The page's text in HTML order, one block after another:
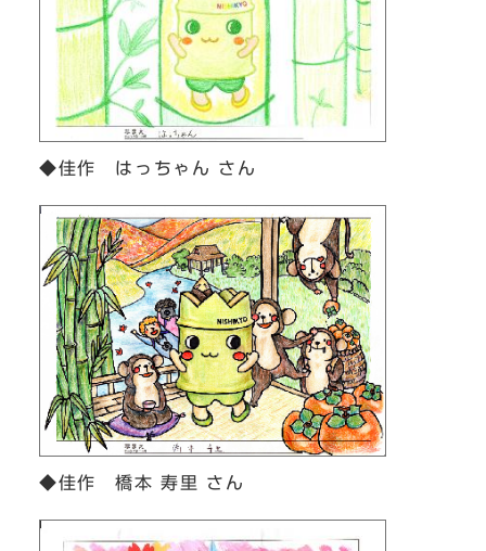
◆佳作 はっちゃん さん
◆佳作 橋本 寿里 さん